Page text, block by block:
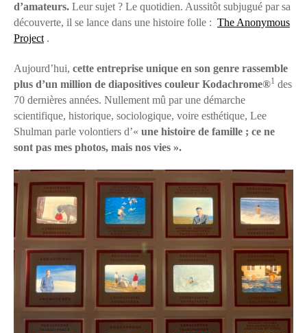
d’amateurs. Leur sujet ? Le quotidien. Aussitôt subjugué par sa
découverte, il se lance dans une histoire folle : The Anonymous
Project .
Aujourd’hui, cette entreprise unique en son genre rassemble
plus d’un million de diapositives couleur Kodachrome®1 des
70 dernières années. Nullement mû par une démarche
scientifique, historique, sociologique, voire esthétique, Lee
Shulman parle volontiers d’« une histoire de famille ; ce ne
sont pas mes photos, mais nos vies ».